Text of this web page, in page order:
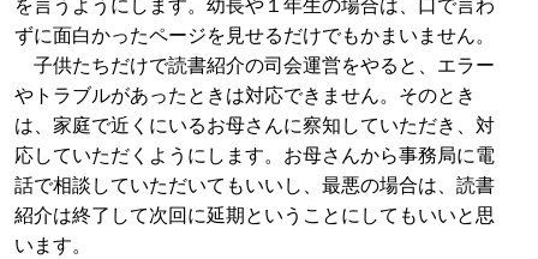
ずに面白かったページを見せるだけでもかまいません。
子供たちだけで読書紹介の司会運営をやると、エラー
やトラブルがあったときは対応できません。そのとき
は、家庭で近くにいるお母さんに察知していただき、対
応していただくようにします。お母さんから事務局に電
話で相談していただいてもいいし、最悪の場合は、読書
紹介は終了して次回に延期ということにしてもいいと思
います。